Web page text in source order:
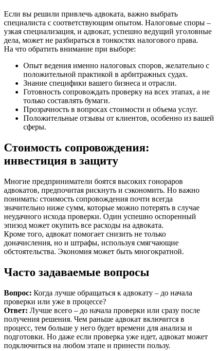
Если вы решили привлечь адвоката, важно выбрать
специалиста с соответствующим опытом. Налоговые споры –
узкая специализация, и адвокат, успешно ведущий уголовные
дела, может не разбираться в тонкостях налогового права.
На что обратить внимание при выборе:
Опыт ведения именно налоговых споров, желательно с
положительной практикой в арбитражных судах.
Знание специфики вашего бизнеса и отрасли.
Готовность сопровождать проверку на всех этапах, а не
только составлять бумаги.
Прозрачность в вопросах стоимости и объема услуг.
Положительные отзывы от клиентов, особенно из вашей
сферы.
Стоимость сопровождения:
инвестиция в защиту
Многие предприниматели боятся высоких гонораров
адвокатов, предпочитая рискнуть и сэкономить. Но важно
понимать: стоимость сопровождения почти всегда
значительно ниже сумм, которые можно потерять в случае
неудачного исхода проверки. Один успешно оспоренный
эпизод может окупить все расходы на адвоката.
Кроме того, адвокат помогает снизить не только
доначисления, но и штрафы, используя смягчающие
обстоятельства. Экономия может быть многократной.
Часто задаваемые вопросы
Вопрос: Когда лучше обращаться к адвокату – до начала
проверки или уже в процессе?
Ответ: Лучше всего – до начала проверки или сразу после
получения решения. Чем раньше адвокат включится в
процесс, тем больше у него будет времени для анализа и
подготовки. Но даже если проверка уже идет, адвокат может
подключиться на любом этапе и принести пользу.